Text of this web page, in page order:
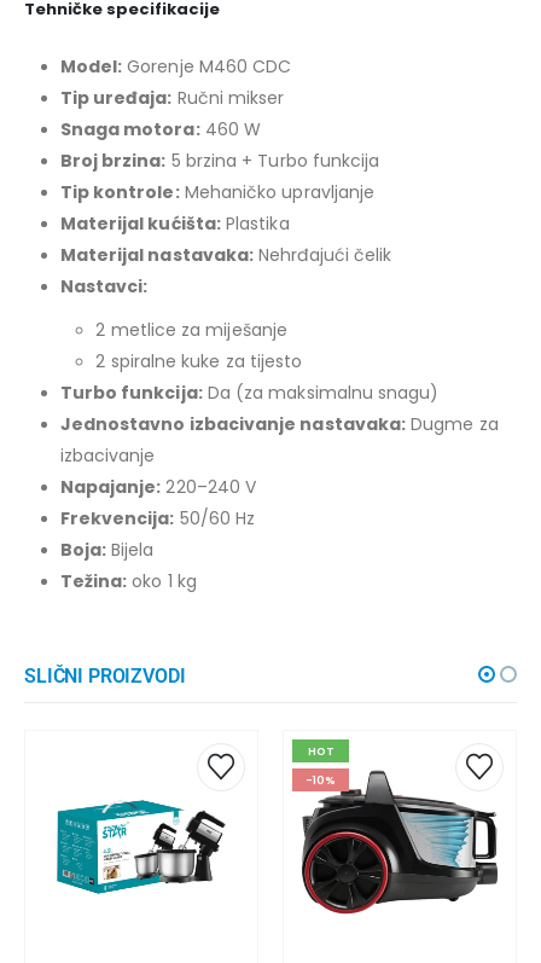
Tehničke specifikacije
Model: Gorenje M460 CDC
Tip uređaja: Ručni mikser
Snaga motora:460 W
Broj brzina: 5 brzina + Turbo funkcija
Tip kontrole:Mehaničko upravljanje
Materijal kućišta:Plastika
Materijal nastavaka: Nehrđajući čelik
Nastavci:
2 metlice za miješanje
2 spiralne kuke za tijesto
Turbo funkcija:Da (za maksimalnu snagu)
Jednostavno izbacivanje nastavaka: Dugme za
izbacivanje
Napajanje: 220–240 V
Frekvencija: 50/60 Hz
Boja: Bijela
Težina: oko 1 kg
SLIČNI PROIZVODI
HOT
-10%